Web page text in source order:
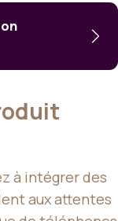
à intégrer des
aux attentes